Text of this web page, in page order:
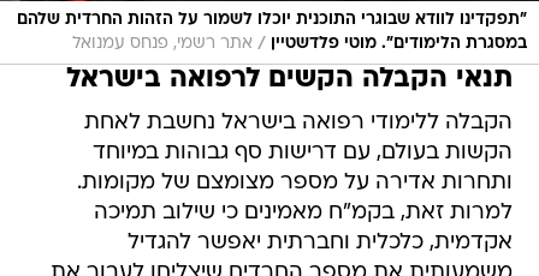
תנאי הקבלה הקשים לרפואה בישראל
הקבלה ללימודי רפואה בישראל נחשבת לאחת
הקשות בעולם, עם דרישות סף גבוהות במיוחד
ותחרות אדירה על מספר מצומצם של מקומות.
למרות זאת, בקמ"ח מאמינים כי שילוב תמיכה
אקדמית, כלכלית וחברתית יאפשר להגדיל
משמעותית את מספר החרדים שיצליחו לעבור את
המסלול הארוך והמאתגר. "הרעיון הוא לא ליצור